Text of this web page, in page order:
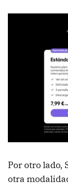
Por otro lado,
otra